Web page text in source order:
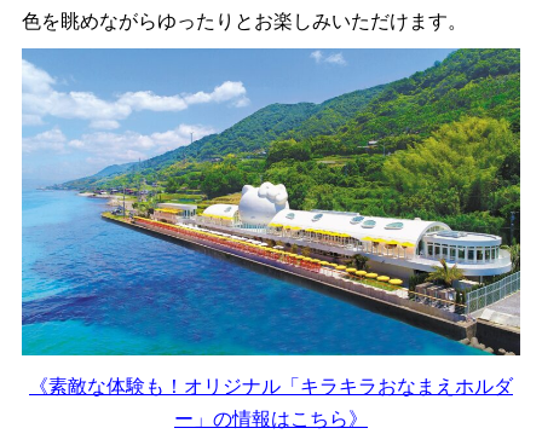
色を眺めながらゆったりとお楽しみいただけます。
《素敵な体験も！オリジナル「キラキラおなまえホルダ
ー」の情報はこちら》